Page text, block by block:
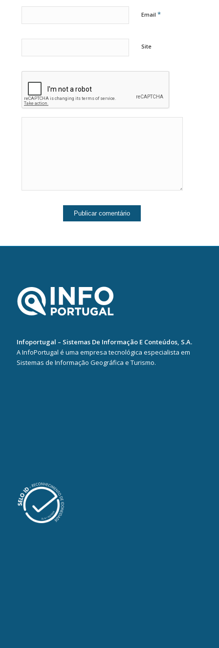
Email *
Site
Infoportugal – Sistemas De Informação E Conteúdos, S.A.
A InfoPortugal é uma empresa tecnológica especialista em
Sistemas de Informação Geográfica e Turismo.